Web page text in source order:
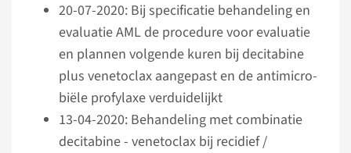
20-07-2020: Bij specificatie behandeling en
evaluatie AML de procedure voor evaluatie
en plannen volgende kuren bij decitabine
plus venetoclax aangepast en de anti­micro­
biële profylaxe verduidelijkt
13-04-2020: Behandeling met combinatie
decitabine - venetoclax bij recidief /